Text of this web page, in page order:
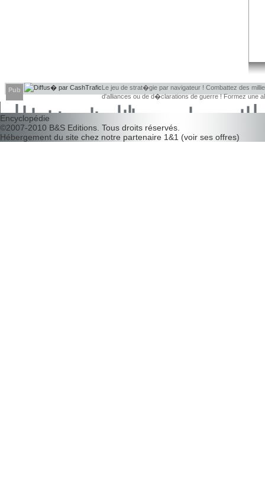
Pub
Le jeu de strat�gie par navigateur ! Combattez des
d'alliances ou de d�clarations de guerre ! Formez une
d�couvrir leurs faiblesses !
Encyclopédie
©2007-2010 B&S Editions . Tous droits réservés.
Hébergement du site chez notre partenaire 1&1 (voir ses offres)